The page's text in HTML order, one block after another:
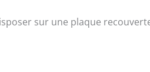
sur une plaque